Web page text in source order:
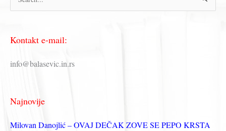
р
т
р
а
з
Kontakt e-mail:
info@balasevic.in.rs
Najnovije
Milovan Danojlić – OVAJ DEČAK ZOVE SE PEPO KRSTA